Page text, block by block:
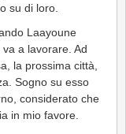
su di loro.
Laayoune
a lavorare. Ad
la prossima città,
Sogno su esso
considerato che
in mio favore.